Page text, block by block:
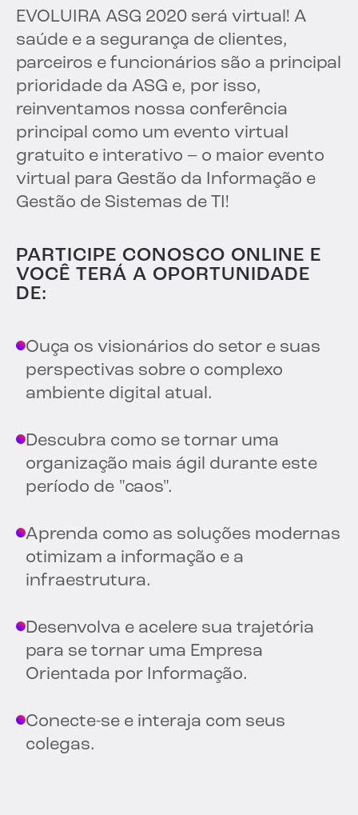
EVOLUIRA ASG 2020 será virtual! A
saúde e a segurança de clientes,
parceiros e funcionários são a principal
prioridade da ASG e, por isso,
reinventamos nossa conferência
principal como um evento virtual
gratuito e interativo – o maior evento
virtual para Gestão da Informação e
Gestão de Sistemas de TI!
PARTICIPE CONOSCO ONLINE E
VOCÊ TERÁ A OPORTUNIDADE
DE:
Ouça os visionários do setor e suas
perspectivas sobre o complexo
ambiente digital atual.
Descubra como se tornar uma
organização mais ágil durante este
período de "caos".
Aprenda como as soluções modernas
otimizam a informação e a
infraestrutura.
Desenvolva e acelere sua trajetória
para se tornar uma Empresa
Orientada por Informação.
Conecte-se e interaja com seus
colegas.